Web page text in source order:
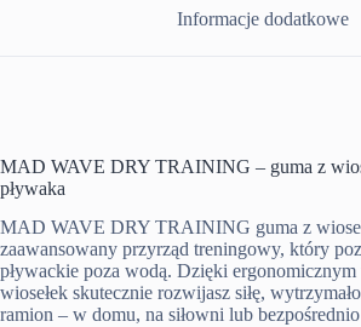
Informacje dodatkowe
MAD WAVE DRY TRAINING – guma z
pływaka
MAD WAVE DRY TRAINING guma z
zaawansowany przyrząd treningowy, który
pływackie poza wodą. Dzięki
wiosełek skutecznie rozwijasz siłę,
ramion – w domu, na siłowni lub